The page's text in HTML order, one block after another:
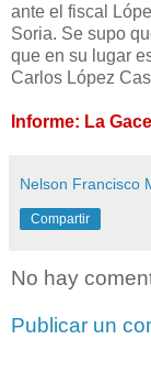
ante el fiscal
Soria. Se supo
que en su lugar
Carlos López
Informe: La
Nelson Francisco
Compartir
No hay
Publicar un